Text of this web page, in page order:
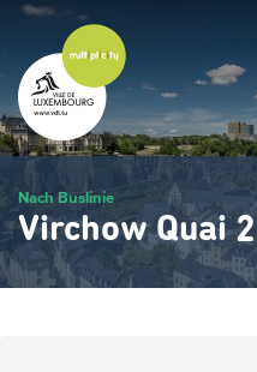
Zum
Hauptinhalt
gehen
Nach Buslinie
Virchow Quai 2